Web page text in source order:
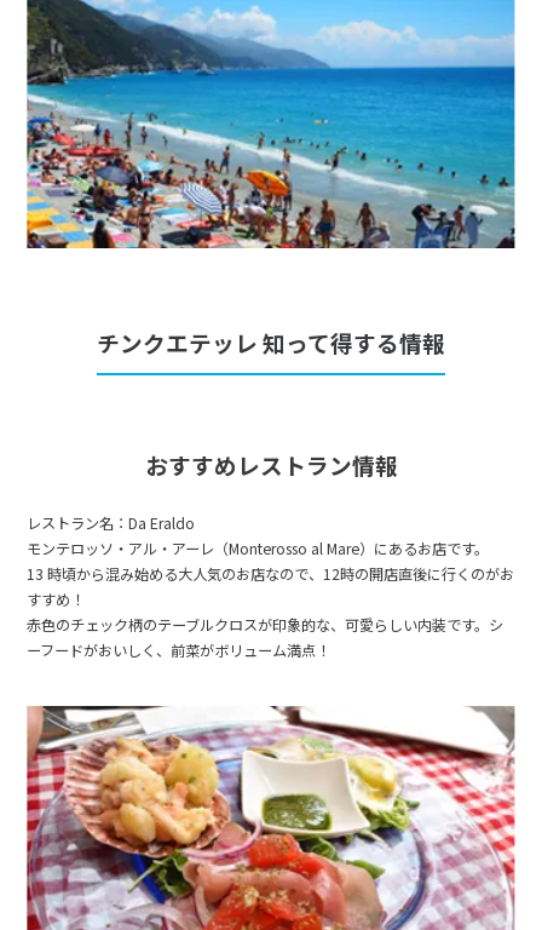
チンクエテッレ 知って得する情報
おすすめレストラン情報
レストラン名：Da Eraldo
モンテロッソ・アル・アーレ（Monterosso al Mare）にあるお店です。
13 時頃から混み始める大人気のお店なので、12時の開店直後に行くのがお
すすめ！
赤色のチェック柄のテーブルクロスが印象的な、可愛らしい内装です。シ
ーフードがおいしく、前菜がボリューム満点！